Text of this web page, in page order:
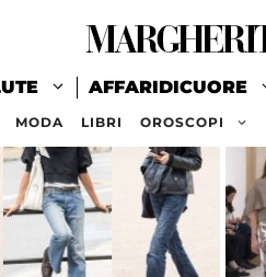
AFFARIDICUORE
MODA LIBRI OROSCOPI